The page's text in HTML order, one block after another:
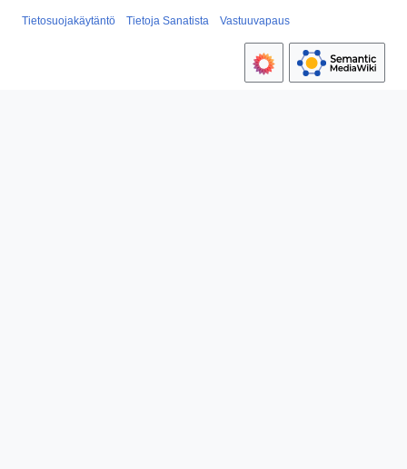
Tietosuojakäytäntö Tietoja Sanatista Vastuuvapaus